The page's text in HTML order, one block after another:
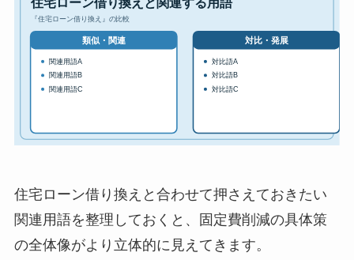
住宅ローン借り換えと合わせて押さえておきたい
関連用語を整理しておくと、固定費削減の具体策
の全体像がより立体的に見えてきます。